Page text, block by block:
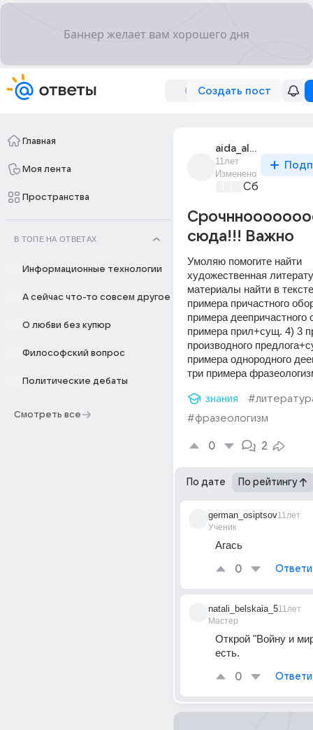
Создать пост
Главная
Моя лента
Пространства
В ТОПЕ НА ОТВЕТАХ
Информационные технологии
А сейчас что-то совсем другое
О любви без купюр
Философский вопрос
Политические дебаты
Смотреть все
aida_alieva_303
11лет
Изменено
Сборная
сюда!!! Важно
Умоляю помогите найти
художественная
материалы найти в
примера причастного
примера деепричастного
примера прил+сущ. 4) 3
производного
примера однородного
три примера
знания
#фразеологизм
0 2
По дате По рейтингу
german_osiptsov
Ученик
11лет
Агась
0
natali_belskaia_5
Мастер
11лет
Открой "Войну и
есть.
0